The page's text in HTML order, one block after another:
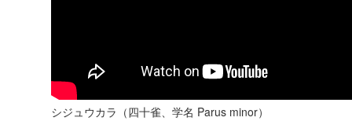
シジュウカラ（四十雀、学名 Parus minor）